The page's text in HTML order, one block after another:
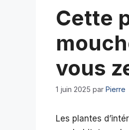
Cette
vous
1 juin 2025 par Pierre
Les plantes